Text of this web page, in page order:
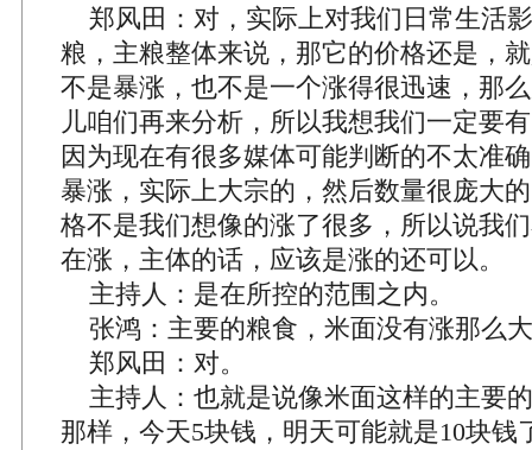
郑风田：对，实际上对我们日常生活
粮，主粮整体来说，那它的价格还是，
不是暴涨，也不是一个涨得很迅速，那
儿咱们再来分析，所以我想我们一定要
因为现在有很多媒体可能判断的不太准
暴涨，实际上大宗的，然后数量很庞大
格不是我们想像的涨了很多，所以说我
在涨，主体的话，应该是涨的还可以。
主持人：是在所控的范围之内。
张鸿：主要的粮食，米面没有涨那么
郑风田：对。
主持人：也就是说像米面这样的主要
那样，今天5块钱，明天可能就是10块钱